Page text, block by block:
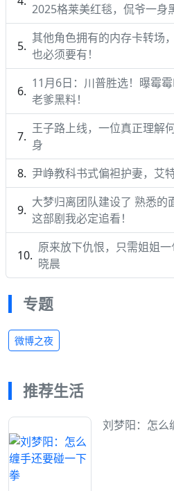
2025格莱美红毯，侃爷一身
其他角色拥有的内存卡转场
也必须要有！
11月6日：川普胜选！曝霉
老爹黑料！
王子路上线，一位真正理解
身
尹峥教科书式偏袒护妻，艾
大梦归离团队建设了 熟悉的
这部剧我必定追看！
原来放下仇恨，只需姐姐
晓晨
专题
微博之夜
推荐生活
刘梦阳：怎么